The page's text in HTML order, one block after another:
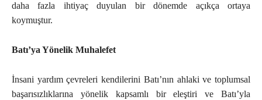
daha fazla ihtiyaç duyulan bir dönemde açıkça ortaya
koymuştur.
Batı’ya Yönelik Muhalefet
İnsani yardım çevreleri kendilerini Batı’nın ahlaki ve toplumsal
başarısızlıklarına yönelik kapsamlı bir eleştiri ve Batı’yla